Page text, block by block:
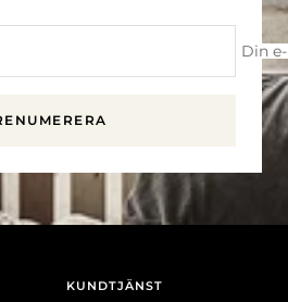
Din
KUNDTJÄNST